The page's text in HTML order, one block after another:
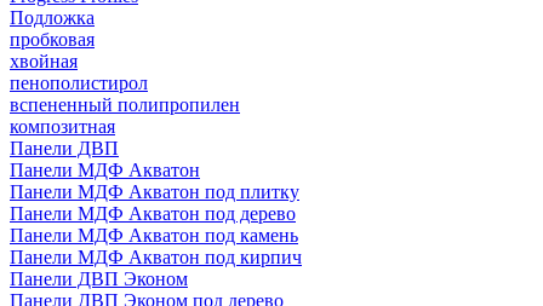
Подложка
пробковая
хвойная
пенополистирол
вспененный полипропилен
композитная
Панели ДВП
Панели МДФ Акватон
Панели МДФ Акватон под плитку
Панели МДФ Акватон под дерево
Панели МДФ Акватон под камень
Панели МДФ Акватон под кирпич
Панели ДВП Эконом
Панели ДВП Эконом под дерево